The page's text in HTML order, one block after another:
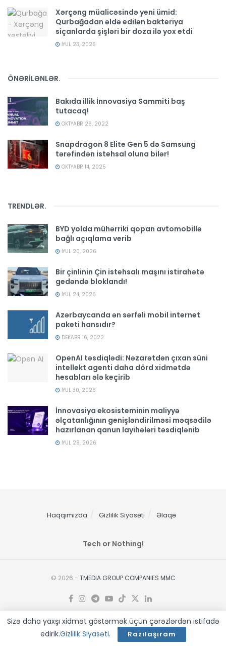
Xərçəng müalicəsində yeni ümid:
Qurbağadan əldə edilən bakteriya
siçanlarda şişləri bir doza ilə yox etdi
İYUL 23, 2026
ÖNƏRİLƏNLƏR.
Bakıda illik İnnovasiya Sammiti baş
tutacaq!
OKTYABR 26, 2022
Snapdragon 8 Elite Gen 5 də Samsung
tərəfindən istehsal oluna bilər!
OKTYABR 14, 2025
TRENDLƏR.
BYD yolda mühərriki qopan avtomobillə
bağlı açıqlama verib
İYUL 20, 2026
Bir çinlinin Çin istehsalı maşını istirahətə
gedəndə bloklandı!
İYUL 24, 2026
Azərbaycanda ən sərfəli mobil internet
paketi hansıdır?
DEKABR 16, 2022
OpenAI təsdiqlədi: Nəzarətdən çıxan süni
intellekt agenti daha dörd xidmətdə
hesabları ələ keçirib
İYUL 30, 2026
İnnovasiya ekosisteminin maliyyə
əlçatanlığının genişləndirilməsi məqsədilə
hazırlanan qanun layihələri təsdiqlənib
İYUL 28, 2026
Haqqımızda Gizlilik Siyasəti Əlaqə
Tech or Nothing!
© 2026 - TMEDIA GROUP COMPANIES MMC
Sizə daha yaxşı xidmət göstərmək üçün çərəzlərdən istifadə
edirik.Gizlilik Siyasəti. Razılaşıram